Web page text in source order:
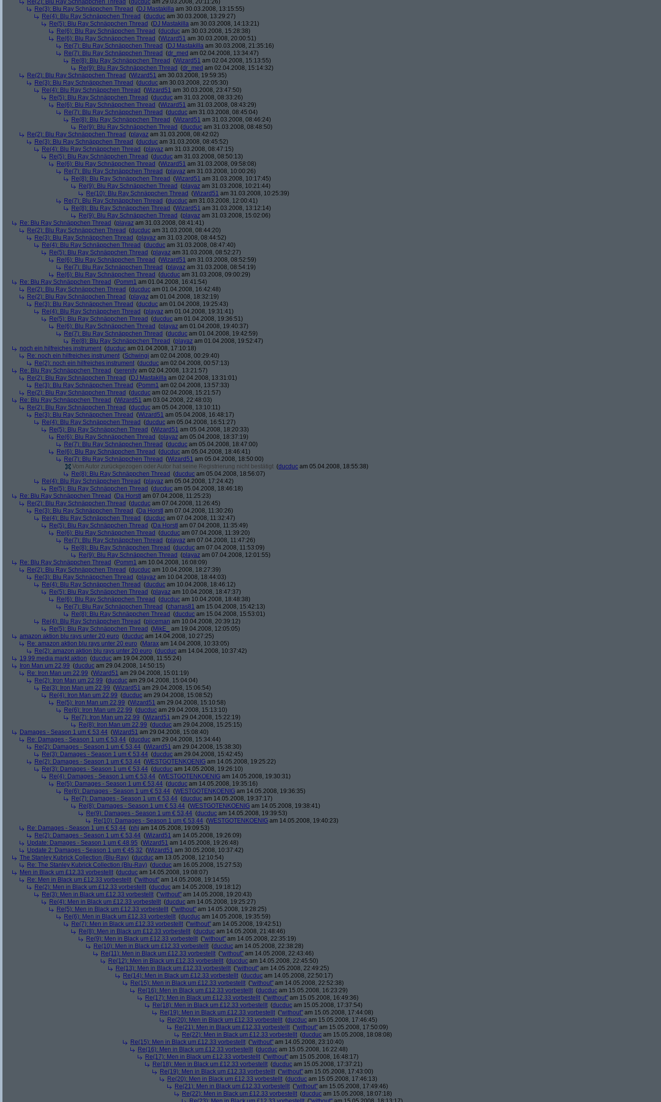
Re(2): Blu Ray Schnäppchen Thread (ducduc am 29.03.2008, 20:11:26)
Re(3): Blu Ray Schnäppchen Thread (DJ Mastakilla am 30.03.2008, 13:15:55)
Re(4): Blu Ray Schnäppchen Thread (ducduc am 30.03.2008, 13:29:27)
Re(5): Blu Ray Schnäppchen Thread (DJ Mastakilla am 30.03.2008, 14:13:21)
Re(6): Blu Ray Schnäppchen Thread (ducduc am 30.03.2008, 15:28:38)
Re(6): Blu Ray Schnäppchen Thread (Wizard51 am 30.03.2008, 20:00:51)
Re(7): Blu Ray Schnäppchen Thread (DJ Mastakilla am 30.03.2008, 21:35:16)
Re(7): Blu Ray Schnäppchen Thread (dr_med am 02.04.2008, 13:34:47)
Re(8): Blu Ray Schnäppchen Thread (Wizard51 am 02.04.2008, 15:13:55)
Re(9): Blu Ray Schnäppchen Thread (dr_med am 02.04.2008, 15:14:32)
Re(2): Blu Ray Schnäppchen Thread (Wizard51 am 30.03.2008, 19:59:35)
Re(3): Blu Ray Schnäppchen Thread (ducduc am 30.03.2008, 22:05:30)
Re(4): Blu Ray Schnäppchen Thread (Wizard51 am 30.03.2008, 23:47:50)
Re(5): Blu Ray Schnäppchen Thread (ducduc am 31.03.2008, 08:33:26)
Re(6): Blu Ray Schnäppchen Thread (Wizard51 am 31.03.2008, 08:43:29)
Re(7): Blu Ray Schnäppchen Thread (ducduc am 31.03.2008, 08:45:04)
Re(8): Blu Ray Schnäppchen Thread (Wizard51 am 31.03.2008, 08:46:24)
Re(9): Blu Ray Schnäppchen Thread (ducduc am 31.03.2008, 08:48:50)
Re(2): Blu Ray Schnäppchen Thread (playaz am 31.03.2008, 08:42:02)
Re(3): Blu Ray Schnäppchen Thread (ducduc am 31.03.2008, 08:45:52)
Re(4): Blu Ray Schnäppchen Thread (playaz am 31.03.2008, 08:47:15)
Re(5): Blu Ray Schnäppchen Thread (ducduc am 31.03.2008, 08:50:13)
Re(6): Blu Ray Schnäppchen Thread (Wizard51 am 31.03.2008, 09:58:08)
Re(7): Blu Ray Schnäppchen Thread (playaz am 31.03.2008, 10:00:26)
Re(8): Blu Ray Schnäppchen Thread (Wizard51 am 31.03.2008, 10:17:45)
Re(9): Blu Ray Schnäppchen Thread (playaz am 31.03.2008, 10:21:44)
Re(10): Blu Ray Schnäppchen Thread (Wizard51 am 31.03.2008, 10:25:39)
Re(7): Blu Ray Schnäppchen Thread (ducduc am 31.03.2008, 12:00:41)
Re(8): Blu Ray Schnäppchen Thread (Wizard51 am 31.03.2008, 13:12:14)
Re(9): Blu Ray Schnäppchen Thread (playaz am 31.03.2008, 15:02:06)
Re: Blu Ray Schnäppchen Thread (playaz am 31.03.2008, 08:41:41)
Re(2): Blu Ray Schnäppchen Thread (ducduc am 31.03.2008, 08:44:20)
Re(3): Blu Ray Schnäppchen Thread (playaz am 31.03.2008, 08:44:52)
Re(4): Blu Ray Schnäppchen Thread (ducduc am 31.03.2008, 08:47:40)
Re(5): Blu Ray Schnäppchen Thread (playaz am 31.03.2008, 08:52:27)
Re(6): Blu Ray Schnäppchen Thread (Wizard51 am 31.03.2008, 08:52:59)
Re(7): Blu Ray Schnäppchen Thread (playaz am 31.03.2008, 08:54:19)
Re(6): Blu Ray Schnäppchen Thread (ducduc am 31.03.2008, 09:00:29)
Re: Blu Ray Schnäppchen Thread (Pomm1 am 01.04.2008, 16:41:54)
Re(2): Blu Ray Schnäppchen Thread (ducduc am 01.04.2008, 16:42:48)
Re(2): Blu Ray Schnäppchen Thread (playaz am 01.04.2008, 18:32:19)
Re(3): Blu Ray Schnäppchen Thread (ducduc am 01.04.2008, 19:25:43)
Re(4): Blu Ray Schnäppchen Thread (playaz am 01.04.2008, 19:31:41)
Re(5): Blu Ray Schnäppchen Thread (ducduc am 01.04.2008, 19:36:51)
Re(6): Blu Ray Schnäppchen Thread (playaz am 01.04.2008, 19:40:37)
Re(7): Blu Ray Schnäppchen Thread (ducduc am 01.04.2008, 19:42:59)
Re(8): Blu Ray Schnäppchen Thread (playaz am 01.04.2008, 19:52:47)
noch ein hilfreiches instrument (ducduc am 01.04.2008, 17:10:18)
Re: noch ein hilfreiches instrument (Schwingi am 02.04.2008, 00:29:40)
Re(2): noch ein hilfreiches instrument (ducduc am 02.04.2008, 00:57:13)
Re: Blu Ray Schnäppchen Thread (serenity am 02.04.2008, 13:21:57)
Re(2): Blu Ray Schnäppchen Thread (DJ Mastakilla am 02.04.2008, 13:31:01)
Re(3): Blu Ray Schnäppchen Thread (Pomm1 am 02.04.2008, 13:57:33)
Re(2): Blu Ray Schnäppchen Thread (ducduc am 02.04.2008, 15:21:57)
Re: Blu Ray Schnäppchen Thread (Wizard51 am 03.04.2008, 22:48:03)
Re(2): Blu Ray Schnäppchen Thread (ducduc am 05.04.2008, 13:10:11)
Re(3): Blu Ray Schnäppchen Thread (Wizard51 am 05.04.2008, 16:48:17)
Re(4): Blu Ray Schnäppchen Thread (ducduc am 05.04.2008, 16:51:27)
Re(5): Blu Ray Schnäppchen Thread (Wizard51 am 05.04.2008, 18:20:33)
Re(6): Blu Ray Schnäppchen Thread (playaz am 05.04.2008, 18:37:19)
Re(7): Blu Ray Schnäppchen Thread (ducduc am 05.04.2008, 18:47:00)
Re(6): Blu Ray Schnäppchen Thread (ducduc am 05.04.2008, 18:46:41)
Re(7): Blu Ray Schnäppchen Thread (Wizard51 am 05.04.2008, 18:50:00)
Vom Autor zurückgezogen oder Autor hat seine Registrierung nicht bestätigt (ducduc am 05.04.2008, 18:55:38)
Re(8): Blu Ray Schnäppchen Thread (ducduc am 05.04.2008, 18:56:07)
Re(4): Blu Ray Schnäppchen Thread (playaz am 05.04.2008, 17:24:42)
Re(5): Blu Ray Schnäppchen Thread (ducduc am 05.04.2008, 18:46:18)
Re: Blu Ray Schnäppchen Thread (Da Horstl am 07.04.2008, 11:25:23)
Re(2): Blu Ray Schnäppchen Thread (ducduc am 07.04.2008, 11:26:45)
Re(3): Blu Ray Schnäppchen Thread (Da Horstl am 07.04.2008, 11:30:26)
Re(4): Blu Ray Schnäppchen Thread (ducduc am 07.04.2008, 11:32:47)
Re(5): Blu Ray Schnäppchen Thread (Da Horstl am 07.04.2008, 11:35:49)
Re(6): Blu Ray Schnäppchen Thread (ducduc am 07.04.2008, 11:39:20)
Re(7): Blu Ray Schnäppchen Thread (playaz am 07.04.2008, 11:47:26)
Re(8): Blu Ray Schnäppchen Thread (ducduc am 07.04.2008, 11:53:09)
Re(9): Blu Ray Schnäppchen Thread (playaz am 07.04.2008, 12:01:55)
Re: Blu Ray Schnäppchen Thread (Pomm1 am 10.04.2008, 16:08:09)
Re(2): Blu Ray Schnäppchen Thread (ducduc am 10.04.2008, 18:27:39)
Re(3): Blu Ray Schnäppchen Thread (playaz am 10.04.2008, 18:44:03)
Re(4): Blu Ray Schnäppchen Thread (ducduc am 10.04.2008, 18:46:12)
Re(5): Blu Ray Schnäppchen Thread (playaz am 10.04.2008, 18:47:37)
Re(6): Blu Ray Schnäppchen Thread (ducduc am 10.04.2008, 18:48:38)
Re(7): Blu Ray Schnäppchen Thread (charras81 am 15.04.2008, 15:42:13)
Re(8): Blu Ray Schnäppchen Thread (ducduc am 15.04.2008, 15:53:01)
Re(4): Blu Ray Schnäppchen Thread (piiceman am 10.04.2008, 20:39:12)
Re(5): Blu Ray Schnäppchen Thread (MikE_
am 19.04.2008, 12:05:05)
amazon aktion blu rays unter 20 euro (ducduc am 14.04.2008, 10:27:25)
Re: amazon aktion blu rays unter 20 euro (Marax am 14.04.2008, 10:33:05)
Re(2): amazon aktion blu rays unter 20 euro (ducduc am 14.04.2008, 10:37:42)
19,99 media markt aktion (ducduc am 19.04.2008, 11:55:24)
Iron Man um 22,99 (ducduc am 29.04.2008, 14:50:15)
Re: Iron Man um 22,99 (Wizard51 am 29.04.2008, 15:01:19)
Re(2): Iron Man um 22,99 (ducduc am 29.04.2008, 15:04:04)
Re(3): Iron Man um 22,99 (Wizard51 am 29.04.2008, 15:06:54)
Re(4): Iron Man um 22,99 (ducduc am 29.04.2008, 15:08:52)
Re(5): Iron Man um 22,99 (Wizard51 am 29.04.2008, 15:10:58)
Re(6): Iron Man um 22,99 (ducduc am 29.04.2008, 15:13:10)
Re(7): Iron Man um 22,99 (Wizard51 am 29.04.2008, 15:22:19)
Re(8): Iron Man um 22,99 (ducduc am 29.04.2008, 15:25:15)
Damages - Season 1 um € 53,44 (Wizard51 am 29.04.2008, 15:08:40)
Re: Damages - Season 1 um € 53,44 (ducduc am 29.04.2008, 15:34:44)
Re(2): Damages - Season 1 um € 53,44 (Wizard51 am 29.04.2008, 15:38:30)
Re(3): Damages - Season 1 um € 53,44 (ducduc am 29.04.2008, 15:42:45)
Re(2): Damages - Season 1 um € 53,44 (WESTGOTENKOENIG am 14.05.2008, 19:25:22)
Re(3): Damages - Season 1 um € 53,44 (ducduc am 14.05.2008, 19:26:10)
Re(4): Damages - Season 1 um € 53,44 (WESTGOTENKOENIG am 14.05.2008, 19:30:31)
Re(5): Damages - Season 1 um € 53,44 (ducduc am 14.05.2008, 19:35:16)
Re(6): Damages - Season 1 um € 53,44 (WESTGOTENKOENIG am 14.05.2008, 19:36:35)
Re(7): Damages - Season 1 um € 53,44 (ducduc am 14.05.2008, 19:37:17)
Re(8): Damages - Season 1 um € 53,44 (WESTGOTENKOENIG am 14.05.2008, 19:38:41)
Re(9): Damages - Season 1 um € 53,44 (ducduc am 14.05.2008, 19:39:53)
Re(10): Damages - Season 1 um € 53,44 (WESTGOTENKOENIG am 14.05.2008, 19:40:23)
Re: Damages - Season 1 um € 53,44 (phj am 14.05.2008, 19:09:53)
Re(2): Damages - Season 1 um € 53,44 (Wizard51 am 14.05.2008, 19:26:09)
Update: Damages - Season 1 um € 48,95 (Wizard51 am 14.05.2008, 19:26:48)
Update 2: Damages - Season 1 um € 45,32 (Wizard51 am 30.05.2008, 10:37:42)
The Stanley Kubrick Collection (Blu-Ray) (ducduc am 13.05.2008, 12:10:54)
Re: The Stanley Kubrick Collection (Blu-Ray) (ducduc am 16.05.2008, 15:27:53)
Men in Black um £12.33 vorbestellt (ducduc am 14.05.2008, 19:08:07)
Re: Men in Black um £12.33 vorbestellt ("without" am 14.05.2008, 19:14:55)
Re(2): Men in Black um £12.33 vorbestellt (ducduc am 14.05.2008, 19:18:12)
Re(3): Men in Black um £12.33 vorbestellt ("without" am 14.05.2008, 19:20:43)
Re(4): Men in Black um £12.33 vorbestellt (ducduc am 14.05.2008, 19:25:27)
Re(5): Men in Black um £12.33 vorbestellt ("without" am 14.05.2008, 19:28:25)
Re(6): Men in Black um £12.33 vorbestellt (ducduc am 14.05.2008, 19:35:59)
Re(7): Men in Black um £12.33 vorbestellt ("without" am 14.05.2008, 19:42:51)
Re(8): Men in Black um £12.33 vorbestellt (ducduc am 14.05.2008, 21:48:46)
Re(9): Men in Black um £12.33 vorbestellt ("without" am 14.05.2008, 22:35:19)
Re(10): Men in Black um £12.33 vorbestellt (ducduc am 14.05.2008, 22:38:28)
Re(11): Men in Black um £12.33 vorbestellt ("without" am 14.05.2008, 22:43:46)
Re(12): Men in Black um £12.33 vorbestellt (ducduc am 14.05.2008, 22:45:50)
Re(13): Men in Black um £12.33 vorbestellt ("without" am 14.05.2008, 22:49:25)
Re(14): Men in Black um £12.33 vorbestellt (ducduc am 14.05.2008, 22:50:17)
Re(15): Men in Black um £12.33 vorbestellt ("without" am 14.05.2008, 22:52:38)
Re(16): Men in Black um £12.33 vorbestellt (ducduc am 15.05.2008, 16:23:29)
Re(17): Men in Black um £12.33 vorbestellt ("without" am 15.05.2008, 16:49:36)
Re(18): Men in Black um £12.33 vorbestellt (ducduc am 15.05.2008, 17:37:54)
Re(19): Men in Black um £12.33 vorbestellt ("without" am 15.05.2008, 17:44:08)
Re(20): Men in Black um £12.33 vorbestellt (ducduc am 15.05.2008, 17:46:45)
Re(21): Men in Black um £12.33 vorbestellt ("without" am 15.05.2008, 17:50:09)
Re(22): Men in Black um £12.33 vorbestellt (ducduc am 15.05.2008, 18:08:08)
Re(15): Men in Black um £12.33 vorbestellt ("without" am 14.05.2008, 23:10:40)
Re(16): Men in Black um £12.33 vorbestellt (ducduc am 15.05.2008, 16:22:48)
Re(17): Men in Black um £12.33 vorbestellt ("without" am 15.05.2008, 16:48:17)
Re(18): Men in Black um £12.33 vorbestellt (ducduc am 15.05.2008, 17:37:21)
Re(19): Men in Black um £12.33 vorbestellt ("without" am 15.05.2008, 17:43:00)
Re(20): Men in Black um £12.33 vorbestellt (ducduc am 15.05.2008, 17:46:13)
Re(21): Men in Black um £12.33 vorbestellt ("without" am 15.05.2008, 17:49:46)
Re(22): Men in Black um £12.33 vorbestellt (ducduc am 15.05.2008, 18:07:18)